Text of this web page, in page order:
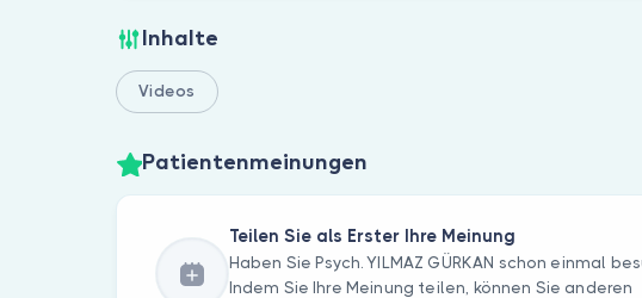
Inhalte
Videos
Patientenmeinungen
Teilen Sie als Erster Ihre Meinung
Haben Sie Psych. YILMAZ GÜRKAN schon einmal
Indem Sie Ihre Meinung teilen, können Sie anderen